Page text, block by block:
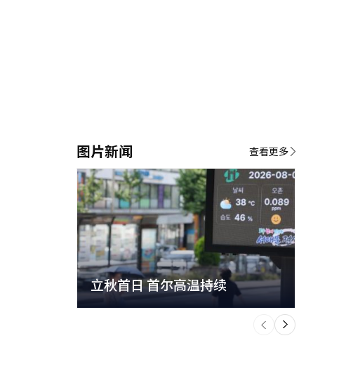
图片新闻
立秋首日 首尔高温持续
下
一
个
查看更多